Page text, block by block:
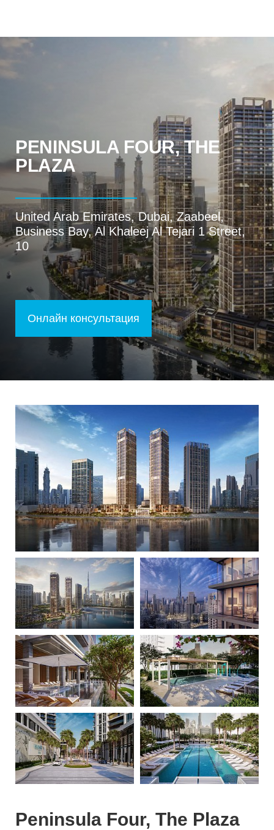
ПОКУПАТЕЛЯМ
PENINSULA FOUR, THE
PLAZA
United Arab Emirates, Dubai, Zaabeel,
Business Bay, Al Khaleej Al Tejari 1 Street,
10
Онлайн консультация
Peninsula Four, The Plaza